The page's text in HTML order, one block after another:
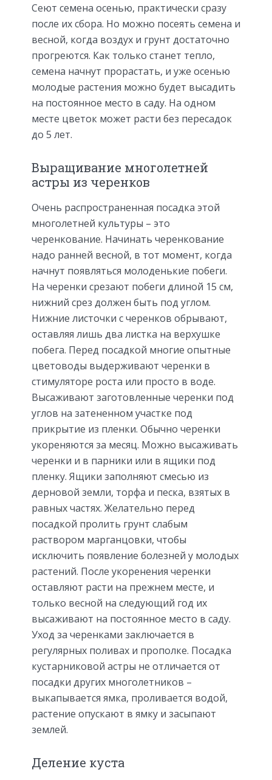
Сеют семена осенью, практически сразу
после их сбора. Но можно посеять семена и
весной, когда воздух и грунт достаточно
прогреются. Как только станет тепло,
семена начнут прорастать, и уже осенью
молодые растения можно будет высадить
на постоянное место в саду. На одном
месте цветок может расти без пересадок
до 5 лет.
Выращивание многолетней
астры из черенков
Очень распространенная посадка этой
многолетней культуры – это
черенкование. Начинать черенкование
надо ранней весной, в тот момент, когда
начнут появляться молоденькие побеги.
На черенки срезают побеги длиной 15 см,
нижний срез должен быть под углом.
Нижние листочки с черенков обрывают,
оставляя лишь два листка на верхушке
побега. Перед посадкой многие опытные
цветоводы выдерживают черенки в
стимуляторе роста или просто в воде.
Высаживают заготовленные черенки под
углов на затененном участке под
прикрытие из пленки. Обычно черенки
укореняются за месяц. Можно высаживать
черенки и в парники или в ящики под
пленку. Ящики заполняют смесью из
дерновой земли, торфа и песка, взятых в
равных частях. Желательно перед
посадкой пролить грунт слабым
раствором марганцовки, чтобы
исключить появление болезней у молодых
растений. После укоренения черенки
оставляют расти на прежнем месте, и
только весной на следующий год их
высаживают на постоянное место в саду.
Уход за черенками заключается в
регулярных поливах и прополке. Посадка
кустарниковой астры не отличается от
посадки других многолетников –
выкапывается ямка, проливается водой,
растение опускают в ямку и засыпают
землей.
Деление куста